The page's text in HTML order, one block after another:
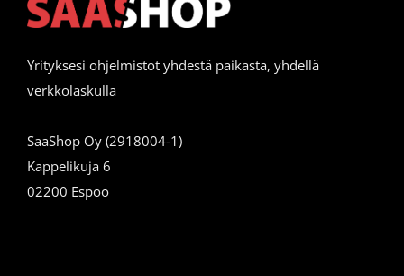
Yrityksesi ohjelmistot yhdestä paikasta, yhdellä
verkkolaskulla
SaaShop Oy (2918004-1)
Kappelikuja 6
02200 Espoo